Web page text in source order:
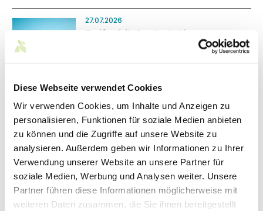
Diese Webseite verwendet Cookies
Wir verwenden Cookies, um Inhalte und Anzeigen zu
personalisieren, Funktionen für soziale Medien anbieten
zu können und die Zugriffe auf unsere Website zu
analysieren. Außerdem geben wir Informationen zu Ihrer
Verwendung unserer Website an unsere Partner für
soziale Medien, Werbung und Analysen weiter. Unsere
Partner führen diese Informationen möglicherweise mit
weiteren Daten zusammen, die Sie ihnen bereitgestellt
27.07.2026
Tarifpolitik: Bundeskabinett
beschließt Nationalen Aktionsplan zur
Förderung von Tarifverhandlungen
Förderung von Tarifverhandlungen mit
22.07.2026
Betriebsrenten für die Jahre 2022 bis
Juni 2026
Ein Arbeitgeber ist gemäß § 16
Betriebsrentengesetz (BetrAVG)
grundsätzlich verpflichtet, die laufenden
Leistungen der betrieblichen
Altersversorgung alle drei Jahre zu